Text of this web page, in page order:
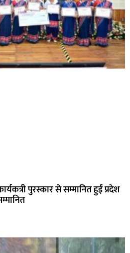
पुरस्कार से सम्मानित हुईं प्रदेश